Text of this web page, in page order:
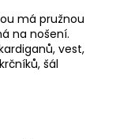
má pružnou
na nošení.
vest,
šál